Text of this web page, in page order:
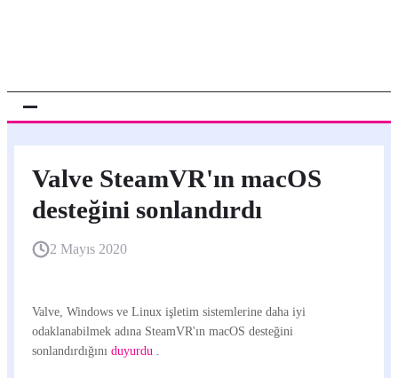
Valve SteamVR'ın macOS
desteğini sonlandırdı
2 Mayıs 2020
Valve, Windows ve Linux işletim sistemlerine daha iyi
odaklanabilmek adına SteamVR'ın macOS desteğini
sonlandırdığını duyurdu